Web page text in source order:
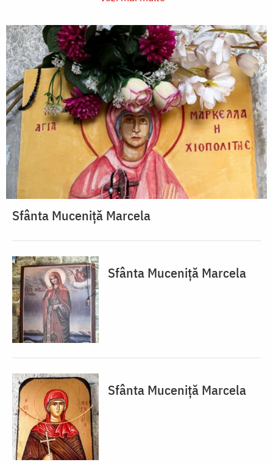
Sfânta Muceniță Marcela
Sfânta Muceniță Marcela
Sfânta Muceniță Marcela